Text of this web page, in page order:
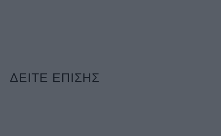
ΔΕΙΤΕ ΕΠΙΣΗΣ